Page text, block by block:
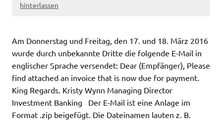
hinterlassen
Am Donnerstag und Freitag, den 17. und 18. März 2016
wurde durch unbekannte Dritte die folgende E-Mail in
englischer Sprache versendet: Dear (Empfänger), Please
find attached an invoice that is now due for payment.
King Regards. Kristy Wynn Managing Director
Investment Banking Der E-Mail ist eine Anlage im
Format .zip beigefügt. Die Dateinamen lauten z. B.